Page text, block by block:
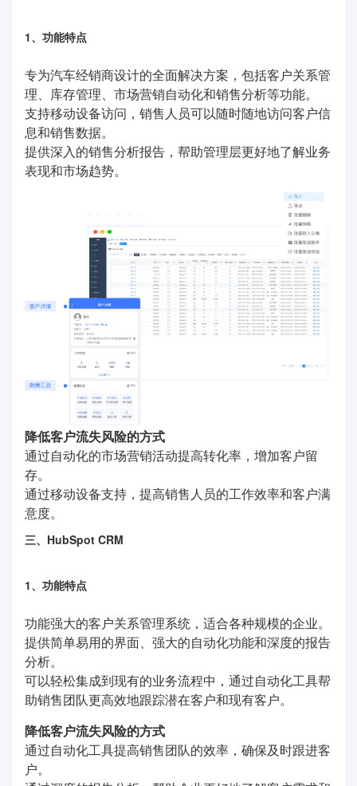
1、功能特点
专为汽车经销商设计的全面解决方案，包括客户关系管
理、库存管理、市场营销自动化和销售分析等功能。
支持移动设备访问，销售人员可以随时随地访问客户信
息和销售数据。
提供深入的销售分析报告，帮助管理层更好地了解业务
表现和市场趋势。
降低客户流失风险的方式
通过自动化的市场营销活动提高转化率，增加客户留
存。
通过移动设备支持，提高销售人员的工作效率和客户满
意度。
三、HubSpot CRM
1、功能特点
功能强大的客户关系管理系统，适合各种规模的企业。
提供简单易用的界面、强大的自动化功能和深度的报告
分析。
可以轻松集成到现有的业务流程中，通过自动化工具帮
助销售团队更高效地跟踪潜在客户和现有客户。
降低客户流失风险的方式
通过自动化工具提高销售团队的效率，确保及时跟进客
户。